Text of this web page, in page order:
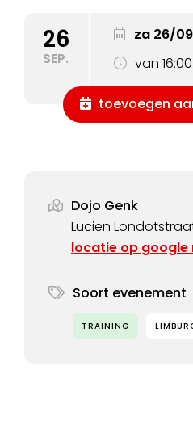
26
SEP.
za 26/
van
toevoegen
Dojo Genk
Lucien
locatie op google
Soort evenement
TRAINING